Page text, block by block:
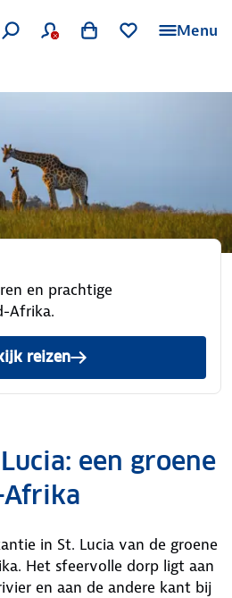
Menu
en prachtige
Afrika.
reizen
een groene
Afrika
in St. Lucia van de groene
Het sfeervolle dorp ligt aan
en aan de andere kant bij